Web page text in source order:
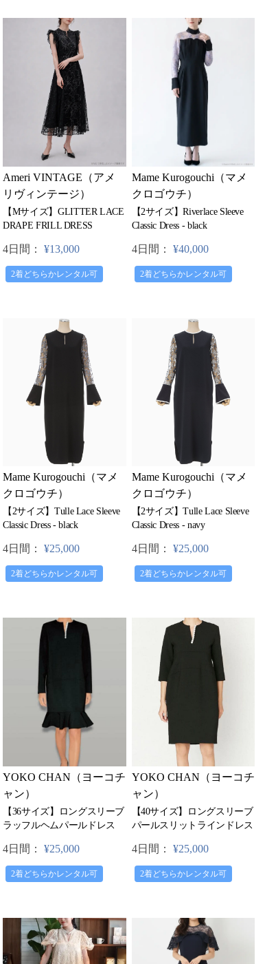
Ameri VINTAGE（アメ
リヴィンテージ）
【Mサイズ】GLITTER LACE
DRAPE FRILL DRESS
4日間： ¥13,000
2着どちらかレンタル可
Mame Kurogouchi（マメ
クロゴウチ）
【2サイズ】Riverlace Sleeve
Classic Dress - black
4日間： ¥40,000
2着どちらかレンタル可
Mame Kurogouchi（マメ
クロゴウチ）
【2サイズ】Tulle Lace Sleeve
Classic Dress - black
4日間： ¥25,000
2着どちらかレンタル可
Mame Kurogouchi（マメ
クロゴウチ）
【2サイズ】Tulle Lace Sleeve
Classic Dress - navy
4日間： ¥25,000
2着どちらかレンタル可
YOKO CHAN（ヨーコチ
ャン）
【36サイズ】ロングスリーブ
ラッフルヘムパールドレス
4日間： ¥25,000
2着どちらかレンタル可
YOKO CHAN（ヨーコチ
ャン）
【40サイズ】ロングスリーブ
パールスリットラインドレス
4日間： ¥25,000
2着どちらかレンタル可